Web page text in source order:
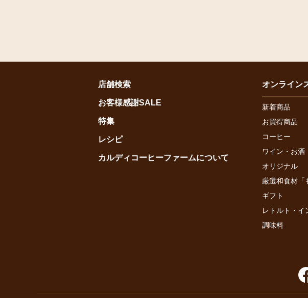
店舗検索
お客様感謝SALE
特集
レシピ
カルディコーヒーファームについて
オンライン
新着商品
お買得商品
コーヒー
ワイン・お酒
オリジナル
厳選和食材「
ギフト
レトルト・イ
調味料